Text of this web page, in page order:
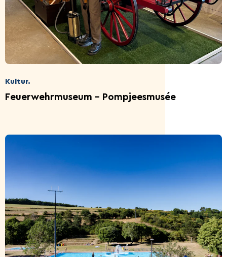
Kultur.
Feuerwehrmuseum - Pompjeesmusée